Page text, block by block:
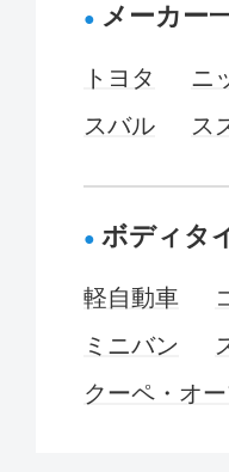
メーカー
トヨタ ニ
スバル
ス
ボディタ
軽自動車
ミニバン
クーペ・オ